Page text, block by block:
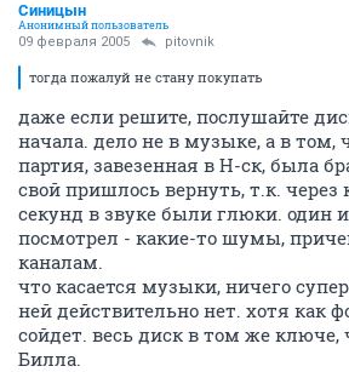
Синицын
Анонимный пользователь
09 февраля 2005 pitovnik
тогда пожалуй не стану покупать
даже если решите, послушайте
начала. дело не в музыке, а в том,
партия, завезенная в Н-ск, была
свой пришлось вернуть, т.к.
секунд в звуке были глюки. один
посмотрел - какие-то шумы,
каналам.
что касается музыки, ничего
ней действительно нет. хотя как
сойдет. весь диск в том же ключе,
Билла.